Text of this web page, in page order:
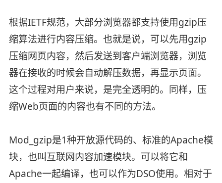
根据IETF规范，大部分浏览器都支持使用gzip压
缩算法进行内容压缩。也就是说，可以先用gzip
压缩网页内容，然后发送到客户端浏览器，浏览
器在接收的时候会自动解压数据，再显示页面。
这个过程对用户来说，是完全透明的。同样，压
缩Web页面的内容也有不同的方法。
Mod_gzip是1种开放源代码的、标准的Apache模
块，也叫互联网内容加速模块。可以将它和
Apache一起编译，也可以作为DSO使用。相对于